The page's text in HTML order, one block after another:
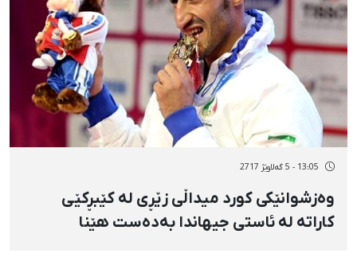
13:05 - 5 گەلاوێژ 2717
وەزشوانێکی کورد میداڵی زێڕی لە کێبڕکێی
کاراتە لە ئاستی جیهاندا بەدەست هێنا